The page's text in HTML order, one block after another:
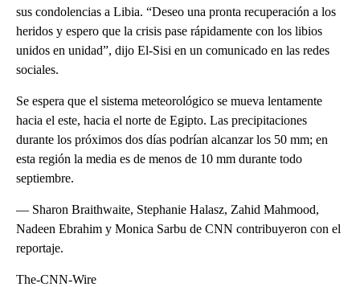
sus condolencias a Libia. “Deseo una pronta recuperación a los
heridos y espero que la crisis pase rápidamente con los libios
unidos en unidad”, dijo El-Sisi en un comunicado en las redes
sociales.
Se espera que el sistema meteorológico se mueva lentamente
hacia el este, hacia el norte de Egipto. Las precipitaciones
durante los próximos dos días podrían alcanzar los 50 mm; en
esta región la media es de menos de 10 mm durante todo
septiembre.
— Sharon Braithwaite, Stephanie Halasz, Zahid Mahmood,
Nadeen Ebrahim y Monica Sarbu de CNN contribuyeron con el
reportaje.
The-CNN-Wire